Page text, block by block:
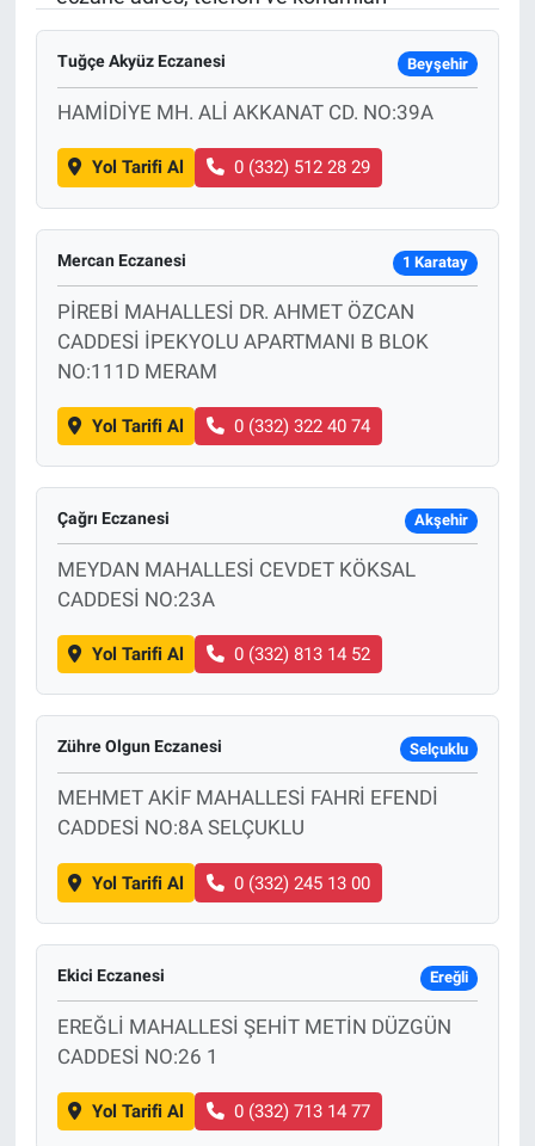
Tuğçe Akyüz Eczanesi Beyşehir
HAMİDİYE MH. ALİ AKKANAT CD. NO:39A
Yol Tarifi Al 0 (332) 512 28 29
Mercan Eczanesi 1 Karatay
PİREBİ MAHALLESİ DR. AHMET ÖZCAN
CADDESİ İPEKYOLU APARTMANI B BLOK
NO:111D MERAM
Yol Tarifi Al 0 (332) 322 40 74
Çağrı Eczanesi Akşehir
MEYDAN MAHALLESİ CEVDET KÖKSAL
CADDESİ NO:23A
Yol Tarifi Al 0 (332) 813 14 52
Zühre Olgun Eczanesi Selçuklu
MEHMET AKİF MAHALLESİ FAHRİ EFENDİ
CADDESİ NO:8A SELÇUKLU
Yol Tarifi Al 0 (332) 245 13 00
Ekici Eczanesi Ereğli
EREĞLİ MAHALLESİ ŞEHİT METİN DÜZGÜN
CADDESİ NO:26 1
Yol Tarifi Al 0 (332) 713 14 77
Spor
Teknoloji
Tv Medya